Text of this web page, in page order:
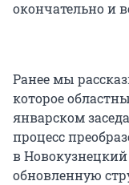
окончательно и
Ранее мы
которое
январском
процесс
в
обновленную